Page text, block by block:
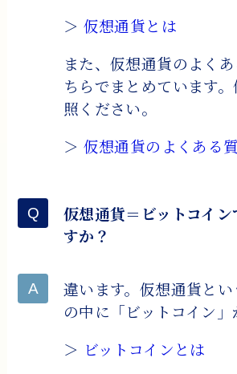
＞ 仮想通貨とは
また、仮想通貨のよく
ちらでまとめています
照ください。
＞ 仮想通貨のよくある
仮想通貨＝ビットコイ
すか？
違います。仮想通貨と
の中に「ビットコイン」
＞ ビットコインとは